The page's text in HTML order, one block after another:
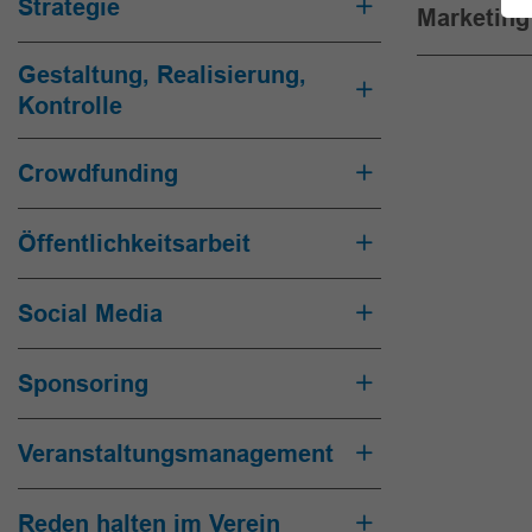
Strategie
Gestaltung, Realisierung,
Kontrolle
Crowdfunding
Öffentlichkeitsarbeit
Social Media
Sponsoring
Veranstaltungsmanagement
Reden halten im Verein